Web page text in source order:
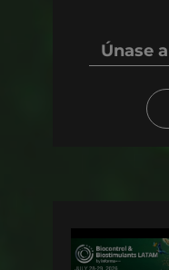
Únase